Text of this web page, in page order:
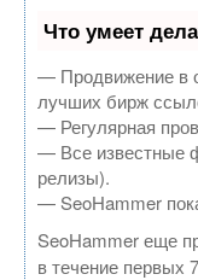
Что умеет
— Продвижение в
лучших бирж
— Регулярная
— Все известные
релизы).
— SeoHammer
SeoHammer еще
в течение первых